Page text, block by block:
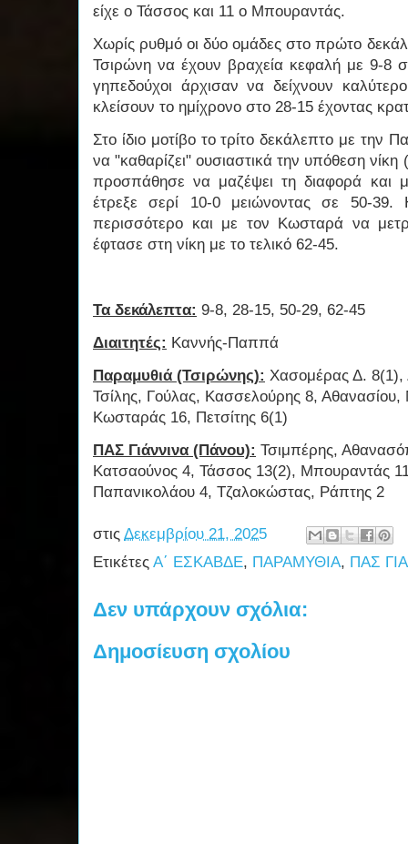
είχε ο Τάσσος και 11 ο Μπουραντάς.
Χωρίς ρυθμό οι δύο ομάδες στο πρώτο
Τσιρώνη να έχουν βραχεία κεφαλή με 9-8
γηπεδούχοι άρχισαν να δείχνουν
κλείσουν το ημίχρονο στο 28-15 έχοντας
Στο ίδιο μοτίβο το τρίτο δεκάλεπτο με την
να "καθαρίζει" ουσιαστικά την υπόθεση
προσπάθησε να μαζέψει τη διαφορά και
έτρεξε σερί 10-0 μειώνοντας σε 50-
περισσότερο και με τον Κωσταρά να
έφτασε στη νίκη με το τελικό 62-45.
Τα δεκάλεπτα: 9-8, 28-15, 50-29, 62-45
Διαιτητές: Καννής-Παππά
Παραμυθιά (Τσιρώνης): Χασομέρας Δ. 8(1),
Τσίλης, Γούλας, Κασσελούρης 8,
Κωσταράς 16, Πετσίτης 6(1)
ΠΑΣ Γιάννινα (Πάνου): Τσιμπέρης,
Κατσαούνος 4, Τάσσος 13(2), Μπουραντάς
Παπανικολάου 4, Τζαλοκώστας, Ράπτης 2
στις Δεκεμβρίου 21, 2025
Ετικέτες Α΄ ΕΣΚΑΒΔΕ, ΠΑΡΑΜΥΘΙΑ, ΠΑΣ
Δεν υπάρχουν σχόλια:
Δημοσίευση σχολίου